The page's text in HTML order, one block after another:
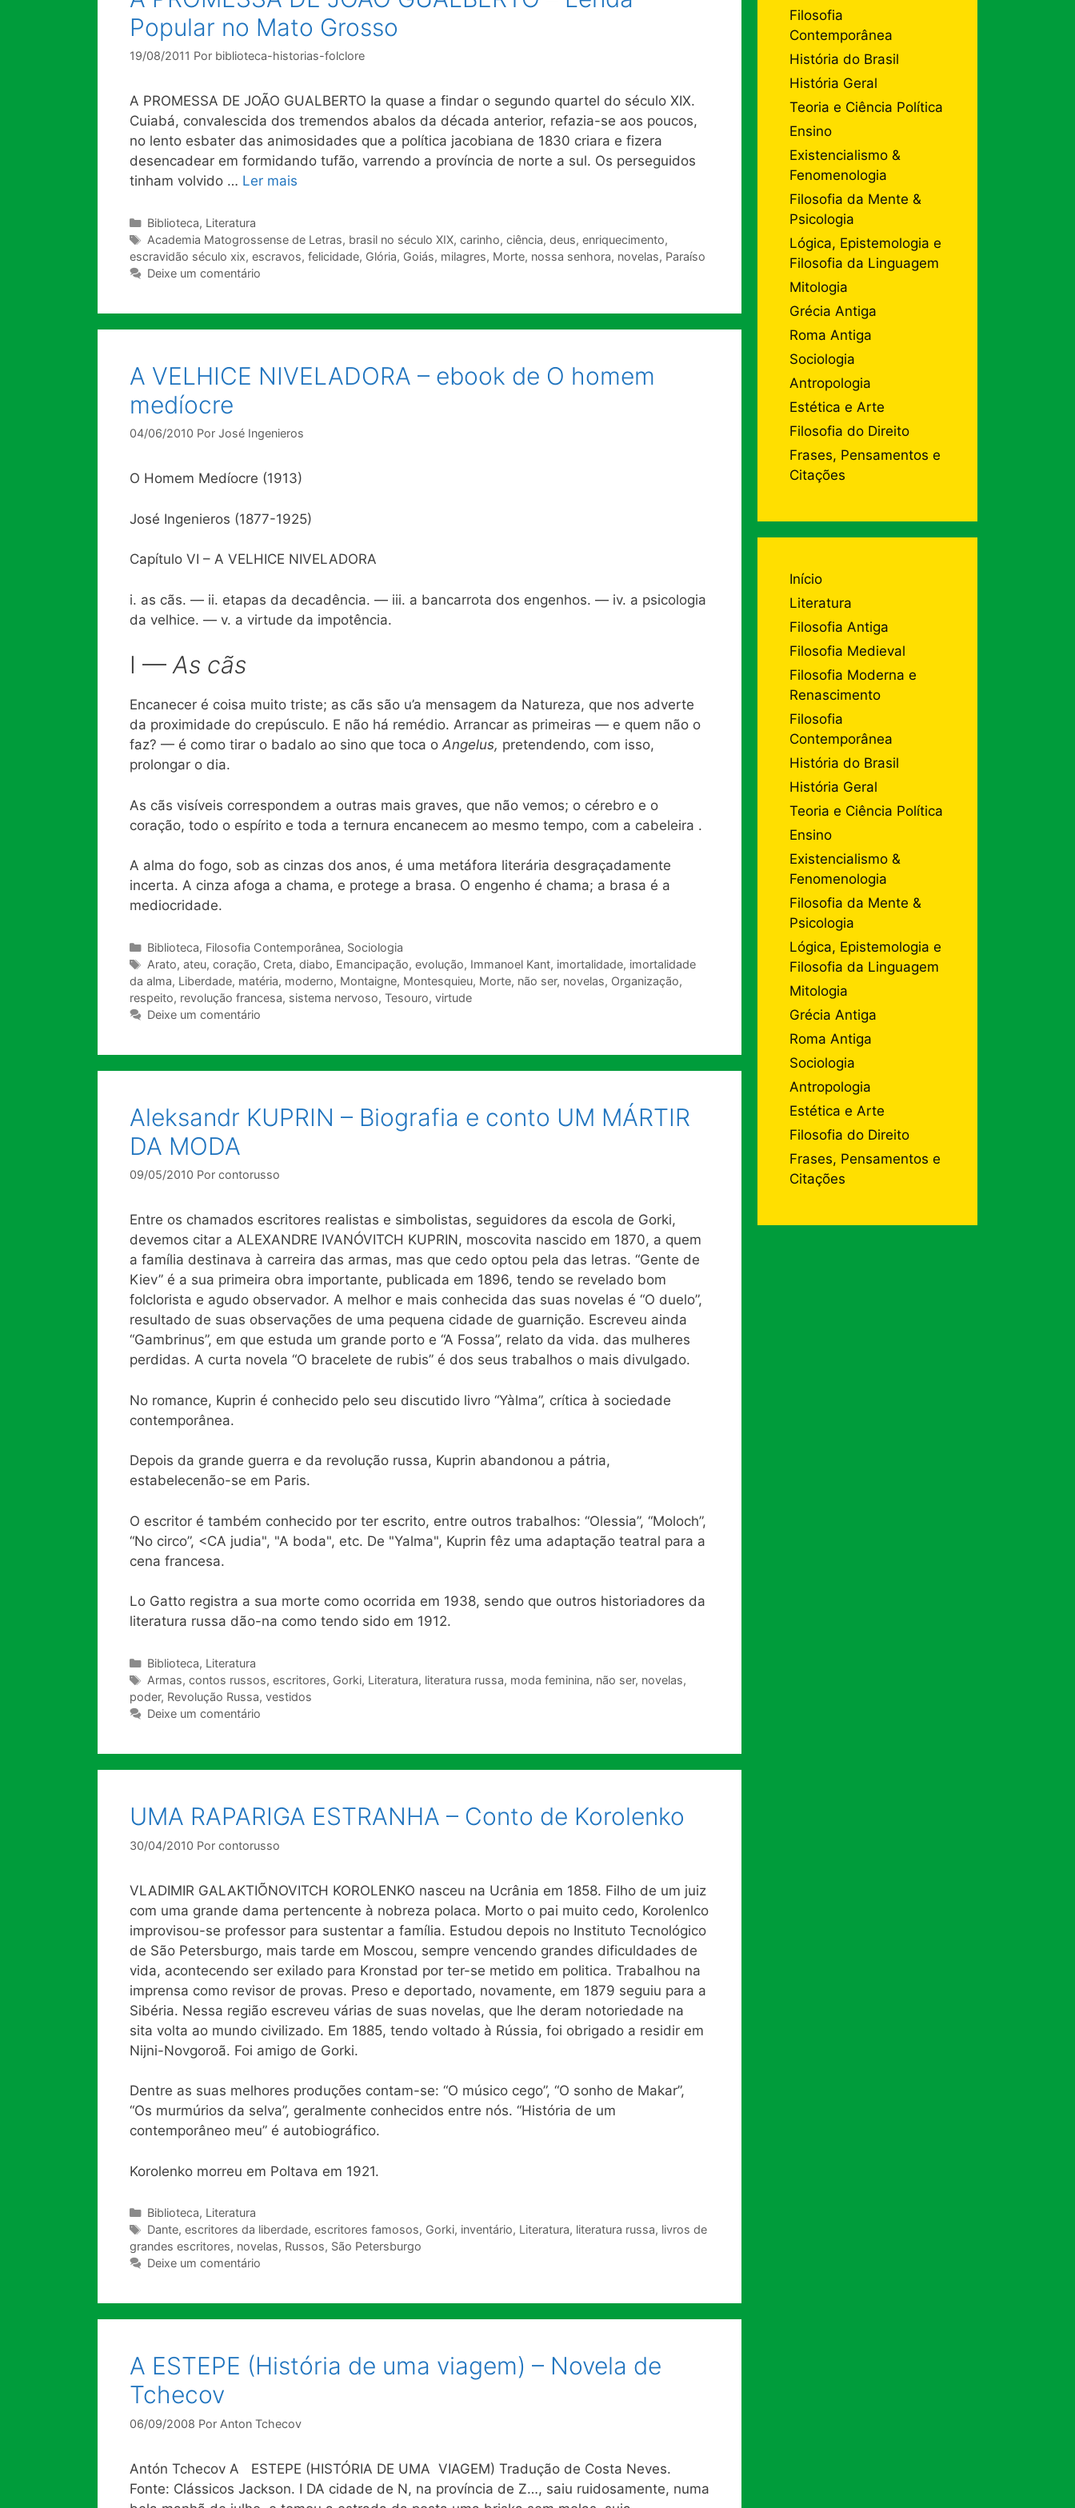
Popular no Mato Grosso
19/08/2011 Por biblioteca-historias-folclore
A PROMESSA DE JOÃO GUALBERTO Ia quase a findar o segundo quartel do século XIX.
Cuiabá, convalescida dos tremendos abalos da década anterior, refazia-se aos poucos,
no lento esbater das animosidades que a política jacobiana de 1830 criara e fizera
desencadear em formidando tufão, varrendo a província de norte a sul. Os perseguidos
tinham volvido … Ler mais
Categorias
Biblioteca, Literatura
Tags
Academia Matogrossense de Letras, brasil no século XIX, carinho, ciência, deus, enriquecimento,
escravidão século xix, escravos, felicidade, Glória, Goiás, milagres, Morte, nossa senhora, novelas, Paraíso
Deixe um comentário
A VELHICE NIVELADORA – ebook de O homem
medíocre
04/06/2010 Por José Ingenieros
O Homem Medíocre (1913)
José Ingenieros (1877-1925)
Capítulo VI – A VELHICE NIVELADORA
i. as cãs. — ii. etapas da decadência. — iii. a bancarrota dos engenhos. — iv. a psicologia
da velhice. — v. a virtude da impotência.
I —As cãs
Encanecer é coisa muito triste; as cãs são u’a mensagem da Natureza, que nos adverte
da proximidade do crepúsculo. E não há remédio. Arrancar as primeiras — e quem não o
faz? — é como tirar o badalo ao sino que toca o Angelus, pretendendo, com isso,
prolongar o dia.
As cãs visíveis correspondem a outras mais graves, que não vemos; o cérebro e o
coração, todo o espírito e toda a ternura encanecem ao mesmo tempo, com a cabeleira .
A alma do fogo, sob as cinzas dos anos, é uma metáfora literária desgraçadamente
incerta. A cinza afoga a chama, e protege a brasa. O engenho é chama; a brasa é a
mediocridade.
Categorias
Biblioteca, Filosofia Contemporânea, Sociologia
Tags
Arato, ateu, coração, Creta, diabo, Emancipação, evolução, Immanoel Kant, imortalidade, imortalidade
da alma, Liberdade, matéria, moderno, Montaigne, Montesquieu, Morte, não ser, novelas, Organização,
respeito, revolução francesa, sistema nervoso, Tesouro, virtude
Deixe um comentário
Aleksandr KUPRIN – Biografia e conto UM MÁRTIR
DA MODA
09/05/2010 Por contorusso
Entre os chamados escritores realistas e simbolistas, seguidores da escola de Gorki,
devemos citar a ALEXANDRE IVANÓVITCH KUPRIN, moscovita nascido em 1870, a quem
a família destinava à carreira das armas, mas que cedo optou pela das letras. “Gente de
Kiev” é a sua primeira obra importante, publicada em 1896, tendo se revelado bom
folclorista e agudo observador. A melhor e mais conhecida das suas novelas é “O duelo”,
resultado de suas observações de uma pequena cidade de guarnição. Escreveu ainda
“Gambrinus”, em que estuda um grande porto e “A Fossa”, relato da vida. das mulheres
perdidas. A curta novela “O bracelete de rubis” é dos seus trabalhos o mais divulgado.
No romance, Kuprin é conhecido pelo seu discutido livro “Yàlma”, crítica à sociedade
contemporânea.
Depois da grande guerra e da revolução russa, Kuprin abandonou a pátria,
estabelecenão-se em Paris.
O escritor é também conhecido por ter escrito, entre outros trabalhos: “Olessia”, “Moloch”,
“No circo”, <CA judia", "A boda", etc. De "Yalma", Kuprin fêz uma adaptação teatral para a
cena francesa.
Lo Gatto registra a sua morte como ocorrida em 1938, sendo que outros historiadores da
literatura russa dão-na como tendo sido em 1912.
Categorias
Biblioteca, Literatura
Tags
Armas, contos russos, escritores, Gorki, Literatura, literatura russa, moda feminina, não ser, novelas,
poder, Revolução Russa, vestidos
Deixe um comentário
UMA RAPARIGA ESTRANHA – Conto de Korolenko
30/04/2010 Por contorusso
VLADIMIR GALAKTIÕNOVITCH KOROLENKO nasceu na Ucrânia em 1858. Filho de um juiz
com uma grande dama pertencente à nobreza polaca. Morto o pai muito cedo, Korolenlco
improvisou-se professor para sustentar a família. Estudou depois no Instituto Tecnológico
de São Petersburgo, mais tarde em Moscou, sempre vencendo grandes dificuldades de
vida, acontecendo ser exilado para Kronstad por ter-se metido em politica. Trabalhou na
imprensa como revisor de provas. Preso e deportado, novamente, em 1879 seguiu para a
Sibéria. Nessa região escreveu várias de suas novelas, que lhe deram notoriedade na
sita volta ao mundo civilizado. Em 1885, tendo voltado à Rússia, foi obrigado a residir em
Nijni-Novgoroã. Foi amigo de Gorki.
Dentre as suas melhores produções contam-se: “O músico cego”, “O sonho de Makar”,
“Os murmúrios da selva”, geralmente conhecidos entre nós. “História de um
contemporâneo meu” é autobiográfico.
Korolenko morreu em Poltava em 1921.
Categorias
Biblioteca, Literatura
Tags
Dante, escritores da liberdade, escritores famosos, Gorki, inventário, Literatura, literatura russa, livros de
grandes escritores, novelas, Russos, São Petersburgo
Deixe um comentário
A ESTEPE (História de uma viagem) – Novela de
Tchecov
06/09/2008 Por Anton Tchecov
Antón Tchecov A ESTEPE (HISTÓRIA DE UMA VIAGEM) Tradução de Costa Neves.
Fonte: Clássicos Jackson. I DA cidade de N, na província de Z…, saiu ruidosamente, numa
Filosofia
Contemporânea
História do Brasil
História Geral
Teoria e Ciência Política
Ensino
Existencialismo &
Fenomenologia
Filosofia da Mente &
Psicologia
Lógica, Epistemologia e
Filosofia da Linguagem
Mitologia
Grécia Antiga
Roma Antiga
Sociologia
Antropologia
Estética e Arte
Filosofia do Direito
Frases, Pensamentos e
Citações
Início
Literatura
Filosofia Antiga
Filosofia Medieval
Filosofia Moderna e
Renascimento
Filosofia
Contemporânea
História do Brasil
História Geral
Teoria e Ciência Política
Ensino
Existencialismo &
Fenomenologia
Filosofia da Mente &
Psicologia
Lógica, Epistemologia e
Filosofia da Linguagem
Mitologia
Grécia Antiga
Roma Antiga
Sociologia
Antropologia
Estética e Arte
Filosofia do Direito
Frases, Pensamentos e
Citações